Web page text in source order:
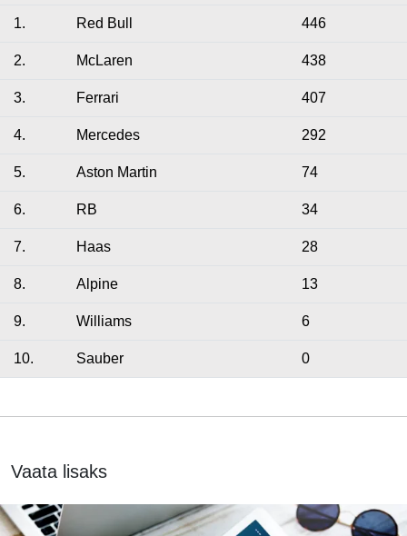
1. Red Bull 446
2. McLaren 438
3. Ferrari 407
4. Mercedes 292
5. Aston Martin 74
6. RB 34
7. Haas 28
8. Alpine 13
9. Williams 6
10. Sauber 0
Vaata lisaks